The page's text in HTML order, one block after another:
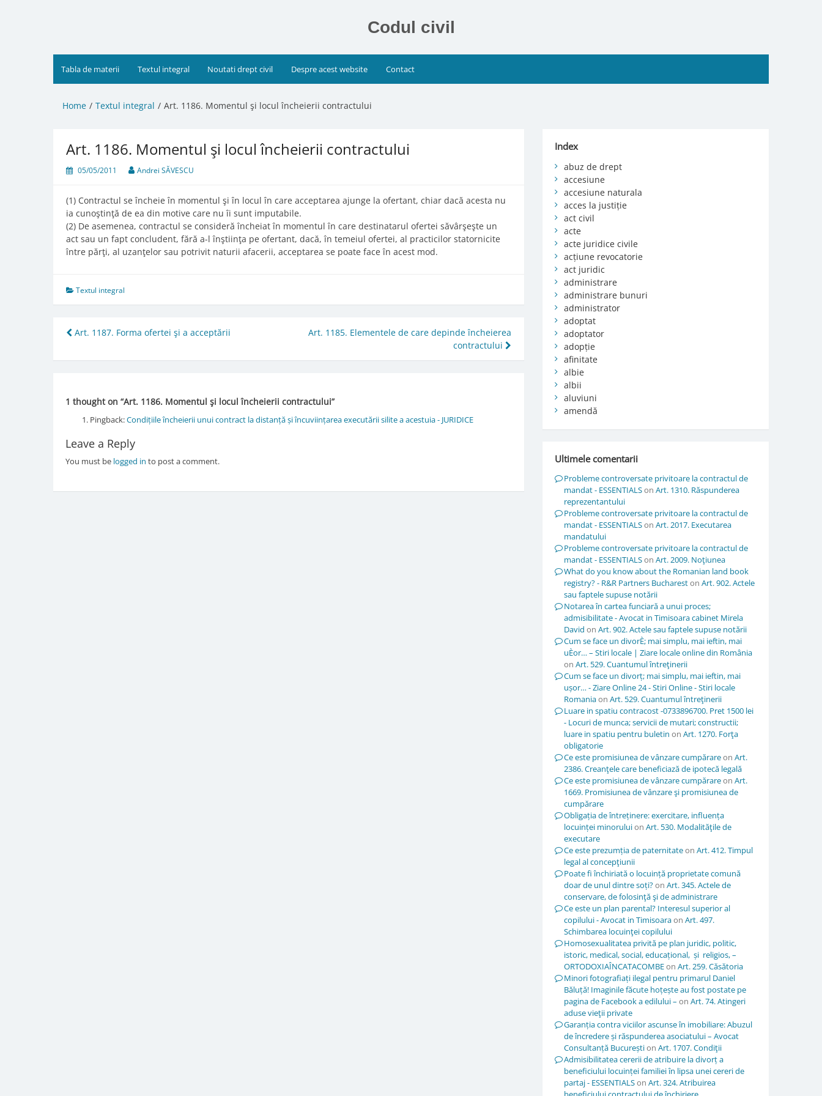
Codul civil
Tabla de materii Textul integral Noutati drept civil Despre acest website Contact
Home Textul integral Art. 1186. Momentul şi locul încheierii contractului
Art. 1186. Momentul şi locul încheierii contractului
05/05/2011 Andrei SĂVESCU
(1) Contractul se încheie în momentul şi în locul în care acceptarea ajunge la ofertant, chiar dacă acesta nu
ia cunoştinţă de ea din motive care nu îi sunt imputabile.
(2) De asemenea, contractul se consideră încheiat în momentul în care destinatarul ofertei săvârşeşte un
act sau un fapt concludent, fără a-l înştiinţa pe ofertant, dacă, în temeiul ofertei, al practicilor statornicite
între părţi, al uzanţelor sau potrivit naturii afacerii, acceptarea se poate face în acest mod.
Textul integral
Post
navigation
Art. 1187. Forma ofertei şi a acceptării
Art. 1185. Elementele de care depinde încheierea
contractului
1 thought on “Art. 1186. Momentul şi locul încheierii contractului”
Pingback:Condițiile încheierii unui contract la distanță și încuviințarea executării silite a acestuia - JURIDICE
Leave a Reply
You must be logged in to post a comment.
Index
abuz de drept
accesiune
accesiune naturala
acces la justiție
act civil
acte
acte juridice civile
acțiune revocatorie
act juridic
administrare
administrare bunuri
administrator
adoptat
adoptator
adopție
afinitate
albie
albii
aluviuni
amendă
Ultimele comentarii
Probleme controversate privitoare la contractul de
mandat - ESSENTIALSon Art. 1310. Răspunderea
reprezentantului
Probleme controversate privitoare la contractul de
mandat - ESSENTIALSon Art. 2017. Executarea
mandatului
Probleme controversate privitoare la contractul de
mandat - ESSENTIALSon Art. 2009. Noţiunea
What do you know about the Romanian land book
registry? - R&R Partners Buchareston Art. 902. Actele
sau faptele supuse notării
Notarea în cartea funciară a unui proces;
admisibilitate - Avocat in Timisoara cabinet Mirela
David on Art. 902. Actele sau faptele supuse notării
Cum se face un divorÈ; mai simplu, mai ieftin, mai
uÈor… – Stiri locale | Ziare locale online din România
on Art. 529. Cuantumul întreţinerii
Cum se face un divorț; mai simplu, mai ieftin, mai
ușor… - Ziare Online 24 - Stiri Online - Stiri locale
Romaniaon Art. 529. Cuantumul întreţinerii
Luare in spatiu contracost -0733896700. Pret 1500 lei
- Locuri de munca; servicii de mutari; constructii;
luare in spatiu pentru buletin on Art. 1270. Forţa
obligatorie
Ce este promisiunea de vânzare cumpărareon Art.
2386. Creanţele care beneficiază de ipotecă legală
Ce este promisiunea de vânzare cumpărareon Art.
1669. Promisiunea de vânzare şi promisiunea de
cumpărare
Obligația de întreținere: exercitare, influența
locuinței minoruluion Art. 530. Modalităţile de
executare
Ce este prezumția de paternitateon Art. 412. Timpul
legal al concepţiunii
Poate fi închiriată o locuință proprietate comună
doar de unul dintre soți?on Art. 345. Actele de
conservare, de folosinţă şi de administrare
Ce este un plan parental? Interesul superior al
copilului - Avocat in Timisoaraon Art. 497.
Schimbarea locuinţei copilului
Homosexualitatea privită pe plan juridic, politic,
istoric, medical, social, educațional, și religios, –
ORTODOXIAÎNCATACOMBEon Art. 259. Căsătoria
Minori fotografiați ilegal pentru primarul Daniel
Băluță! Imaginile făcute hoțește au fost postate pe
pagina de Facebook a edilului – on Art. 74. Atingeri
aduse vieţii private
Garanția contra viciilor ascunse în imobiliare: Abuzul
de încredere și răspunderea asociatului – Avocat
Consultanță Bucureștion Art. 1707. Condiţii
Admisibilitatea cererii de atribuire la divorț a
beneficiului locuinței familiei în lipsa unei cereri de
partaj - ESSENTIALSon Art. 324. Atribuirea